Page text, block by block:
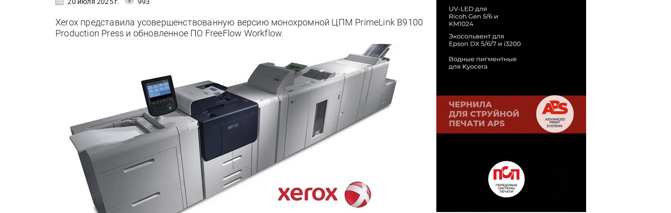
Xerox представила усовершенствованную версию монохромной ЦПМ PrimeLink B9100
Production Press и обновленное ПО FreeFlow Workflow.